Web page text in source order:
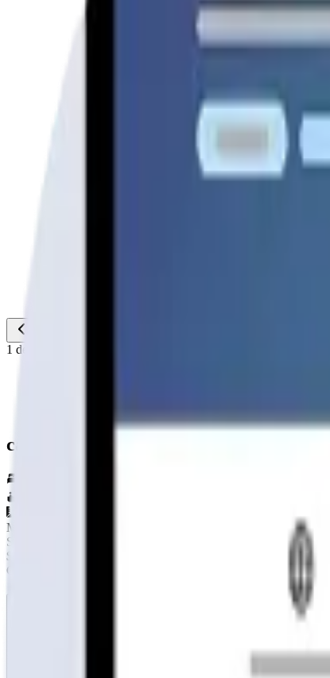
1 de
casa 36 m2 2 aguas
Material
SIN DEFINIR
$1.790.000
Cap. de fabricación este mes: